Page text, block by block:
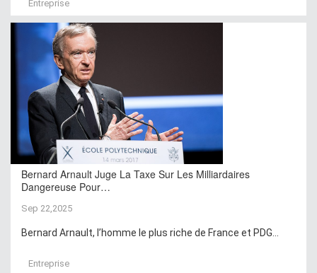
Entreprise
Bernard Arnault Juge La Taxe Sur Les Milliardaires
Dangereuse Pour…
Sep 22,2025
Bernard Arnault, l’homme le plus riche de France et PDG...
Entreprise